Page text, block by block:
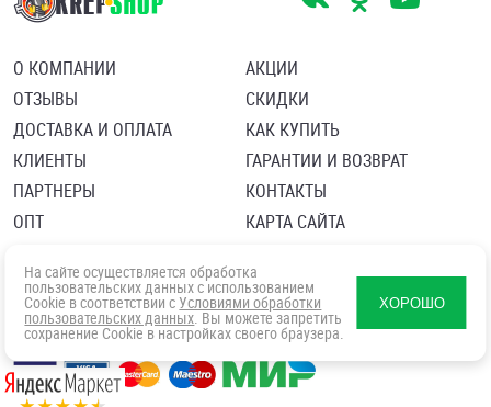
О КОМПАНИИ
ОТЗЫВЫ
ДОСТАВКА И ОПЛАТА
КЛИЕНТЫ
ПАРТНЕРЫ
ОПТ
АКЦИИ
СКИДКИ
КАК КУПИТЬ
ГАРАНТИИ И ВОЗВРАТ
КОНТАКТЫ
КАРТА САЙТА
Политика в отношении обработки персональных данных
Согласие посетителя сайта на обработку персональных данны
На сайте осуществляется обработка
пользовательских данных с использованием
Cookie в соответствии с Условиями обработки
пользовательских данных. Вы можете запретить
сохранение Cookie в настройках своего браузера.
ХОРОШО